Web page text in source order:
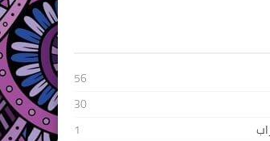
56
30
1